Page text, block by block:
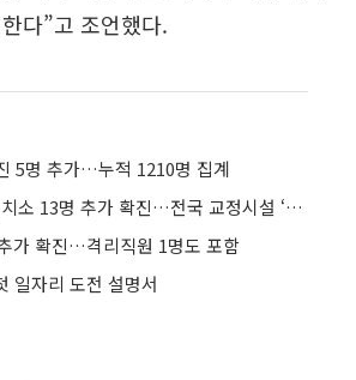
다”고 조언했다.
5명 추가…누적 1210명 집계
13명 추가 확진…전국 교정시설 ‘누적 1223명’
가 확진…격리직원 1명도 포함
일자리 도전 설명서